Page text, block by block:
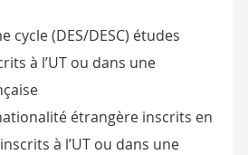
cycle (DES/DESC) études
à l’UT ou dans une
étrangère inscrits en
à l’UT ou dans une